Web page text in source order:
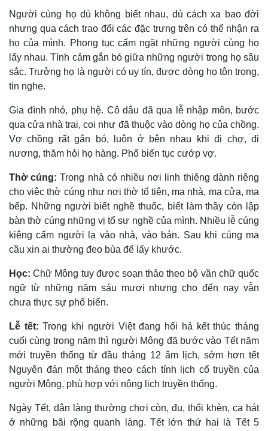
Người cùng họ dù không biết nhau, dù cách xa bao đời
nhưng qua cách trao đổi các đặc trưng trên có thể nhận ra
họ của mình. Phong tục cấm ngặt những người cùng họ
lấy nhau. Tình cảm gắn bó giữa những người trong họ sâu
sắc. Trưởng họ là người có uy tín, được dòng họ tôn trọng,
tin nghe.
Gia đình nhỏ, phụ hệ. Cô dâu đã qua lễ nhập môn, bước
qua cửa nhà trai, coi như đã thuộc vào dòng họ của chồng.
Vợ chồng rất gắn bó, luôn ở bên nhau khi đi chợ, đi
nương, thăm hỏi họ hàng. Phổ biến tục cướp vợ.
Thờ cúng:Trong nhà có nhiều nơi linh thiêng dành riêng
cho việc thờ cúng như nơi thờ tổ tiên, ma nhà, ma cửa, ma
bếp. Những người biết nghề thuốc, biết làm thầy còn lập
bàn thờ cúng những vị tổ sư nghề của mình. Nhiều lễ cúng
kiêng cấm người lạ vào nhà, vào bản. Sau khi cúng ma
cầu xin ai thường đeo bùa để lấy khước.
Học: Chữ Mông tuy được soạn thảo theo bộ vần chữ quốc
ngữ từ những năm sáu mươi nhưng cho đến nay vẫn
chưa thực sự phổ biến.
Lễ tết: Trong khi người Việt đang hối hả kết thúc tháng
cuối cùng trong năm thì người Mông đã bước vào Tết năm
mới truyền thống từ đầu tháng 12 âm lịch, sớm hơn tết
Nguyên đán một tháng theo cách tính lịch cổ truyền của
người Mông, phù hợp với nông lịch truyền thống.
Ngày Tết, dân làng thường chơi còn, đu, thổi khèn, ca hát
ở những bãi rộng quanh làng. Tết lớn thứ hai là Tết 5